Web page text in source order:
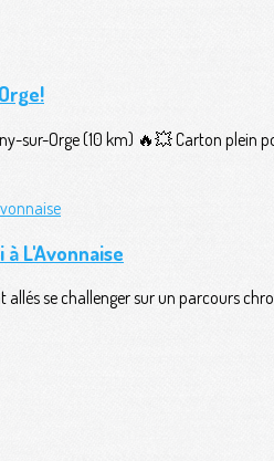
sur-Orge (10 km) 🔥💥 Carton plein
L'Avonnaise
se challenger sur un parcours